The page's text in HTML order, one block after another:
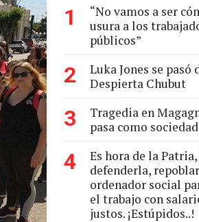
1
“No vamos a ser
usura a los
públicos”
2
Luka Jones se pasó
Despierta Chubut
3
Tragedia en
pasa como
4
Es hora de la
defenderla,
ordenador social
el trabajo con
justos. ¡Estúpidos..!